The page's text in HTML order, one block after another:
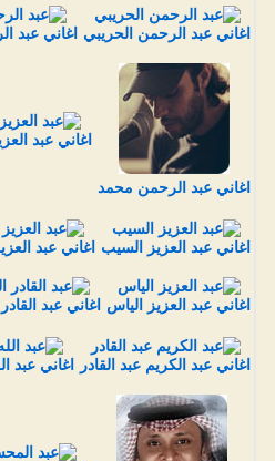
اغاني عبد الرحمن الحريبي اغاني عبد
اغاني عبد الرحمن محمد
اغاني عبد
اغاني عبد العزيز السيب اغاني عبد
اغاني عبد العزيز الياس اغاني عبد
اغاني عبد الكريم عبد القادر اغاني عبد